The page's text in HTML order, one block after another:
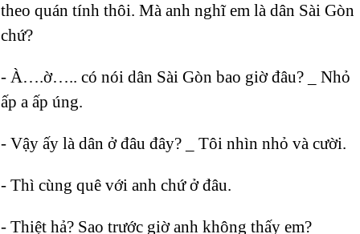
theo quán tính thôi. Mà anh nghĩ em là dân Sài Gòn
chứ?
- À….ờ….. có nói dân Sài Gòn bao giờ đâu? _ Nhỏ
ấp a ấp úng.
- Vậy ấy là dân ở đâu đây? _ Tôi nhìn nhỏ và cười.
- Thì cùng quê với anh chứ ở đâu.
- Thiệt hả? Sao trước giờ anh không thấy em?